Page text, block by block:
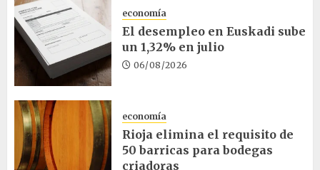
economía
El desempleo en Euskadi sube
un 1,32% en julio
06/08/2026
economía
Rioja elimina el requisito de
50 barricas para bodegas
criadoras